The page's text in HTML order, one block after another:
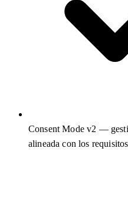
Consent Mode v2 —
alineada con los